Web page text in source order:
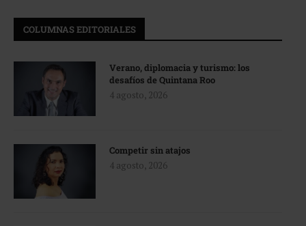
COLUMNAS EDITORIALES
Verano, diplomacia y turismo: los
desafíos de Quintana Roo
4 agosto, 2026
Competir sin atajos
4 agosto, 2026